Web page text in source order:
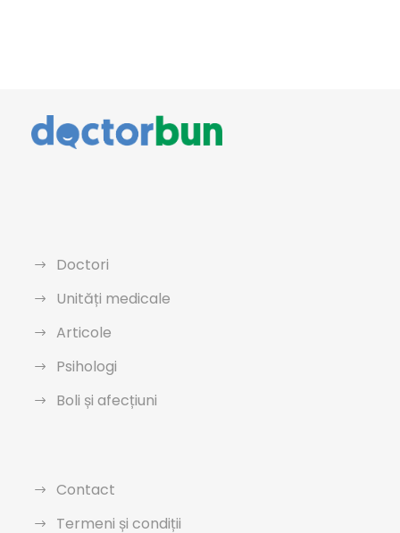
Doctori
Unități medicale
Articole
Psihologi
Boli și afecțiuni
Contact
Termeni și condiții